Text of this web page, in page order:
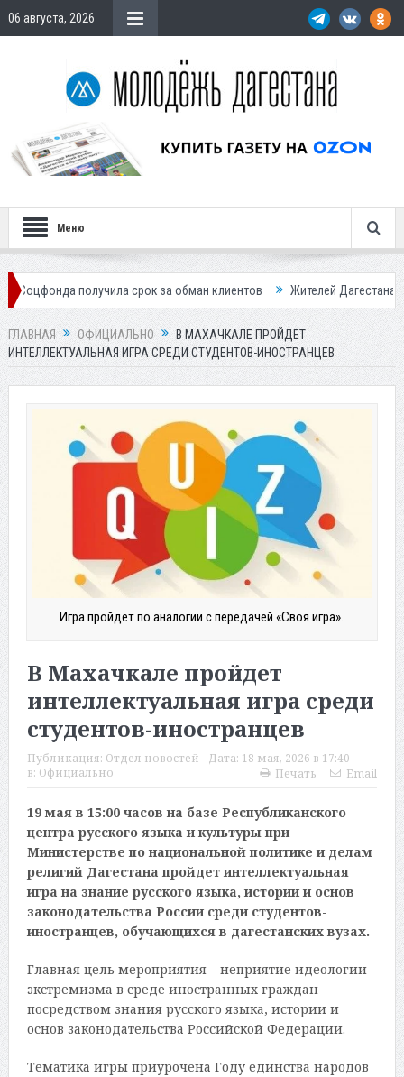
06 августа, 2026
Меню
получила срок за обман клиентов Жителей Дагестана приглашает
ГЛАВНАЯ ОФИЦИАЛЬНО
В МАХАЧКАЛЕ ПРОЙДЕТ
ИНТЕЛЛЕКТУАЛЬНАЯ ИГРА СРЕДИ СТУДЕНТОВ-ИНОСТРАНЦЕВ
Игра пройдет по аналогии с передачей «Своя игра».
В Махачкале пройдет
интеллектуальная игра среди
студентов-иностранцев
Публикация: Отдел новостей Дата: 18 мая, 2026 в 17:40
в: Официально Печать Email
19 мая в 15:00 часов на базе Республиканского
центра русского языка и культуры при
Министерстве по национальной политике и делам
религий Дагестана пройдет интеллектуальная
игра на знание русского языка, истории и основ
законодательства России среди студентов-
иностранцев, обучающихся в дагестанских вузах.
Главная цель мероприятия – неприятие идеологии
экстремизма в среде иностранных граждан
посредством знания русского языка, истории и
основ законодательства Российской Федерации.
Тематика игры приурочена Году единства народов